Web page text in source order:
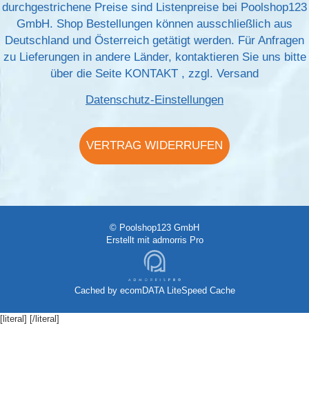
durchgestrichene Preise sind Listenpreise bei Poolshop123
GmbH. Shop Bestellungen können ausschließlich aus
Deutschland und Österreich getätigt werden. Für Anfragen
zu Lieferungen in andere Länder, kontaktieren Sie uns bitte
über die Seite KONTAKT , zzgl. Versand
Datenschutz-Einstellungen
VERTRAG WIDERRUFEN
© Poolshop123 GmbH
Erstellt mit admorris Pro
Cached by ecomDATA LiteSpeed Cache
[literal] [/literal]